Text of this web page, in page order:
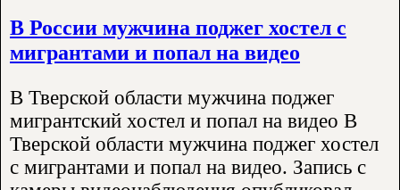
В России мужчина поджег хостел с
мигрантами и попал на видео
В Тверской области мужчина поджег
мигрантский хостел и попал на видео В
Тверской области мужчина поджег хостел
с мигрантами и попал на видео. Запись с